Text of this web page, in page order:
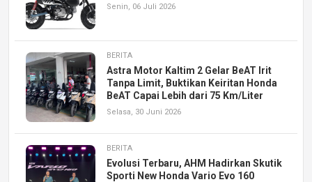
Senin, 06 Juli 2026
BERITA
Astra Motor Kaltim 2 Gelar BeAT Irit
Tanpa Limit, Buktikan Keiritan Honda
BeAT Capai Lebih dari 75 Km/Liter
Selasa, 30 Juni 2026
BERITA
Evolusi Terbaru, AHM Hadirkan Skutik
Sporti New Honda Vario Evo 160